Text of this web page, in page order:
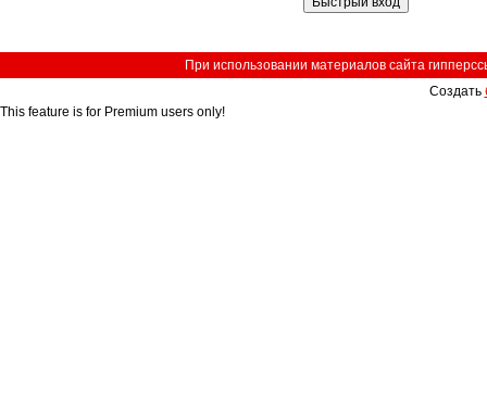
При использовании материалов сайта
Создать
This feature is for Premium users only!